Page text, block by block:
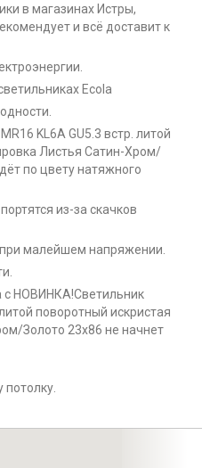
в магазинах Истры,
и всё доставит к
Ecola
KL6A GU5.3 встр. литой
Листья Сатин-Хром/
по цвету натяжного
из-за скачков
малейшем напряжении.
с НОВИНКА!Светильник
поворотный искристая
Золото 23х86 не начнет
потолку.